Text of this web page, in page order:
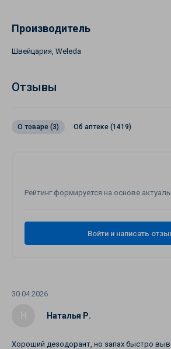
Производитель
Швейцария, Weleda
Отзывы
О товаре (3) Об аптеке (1419)
Наталья Р.
30.04.2026
Хороший дезодорант, но запах быстро
Рейтинг формируется на основе
Войти и написать